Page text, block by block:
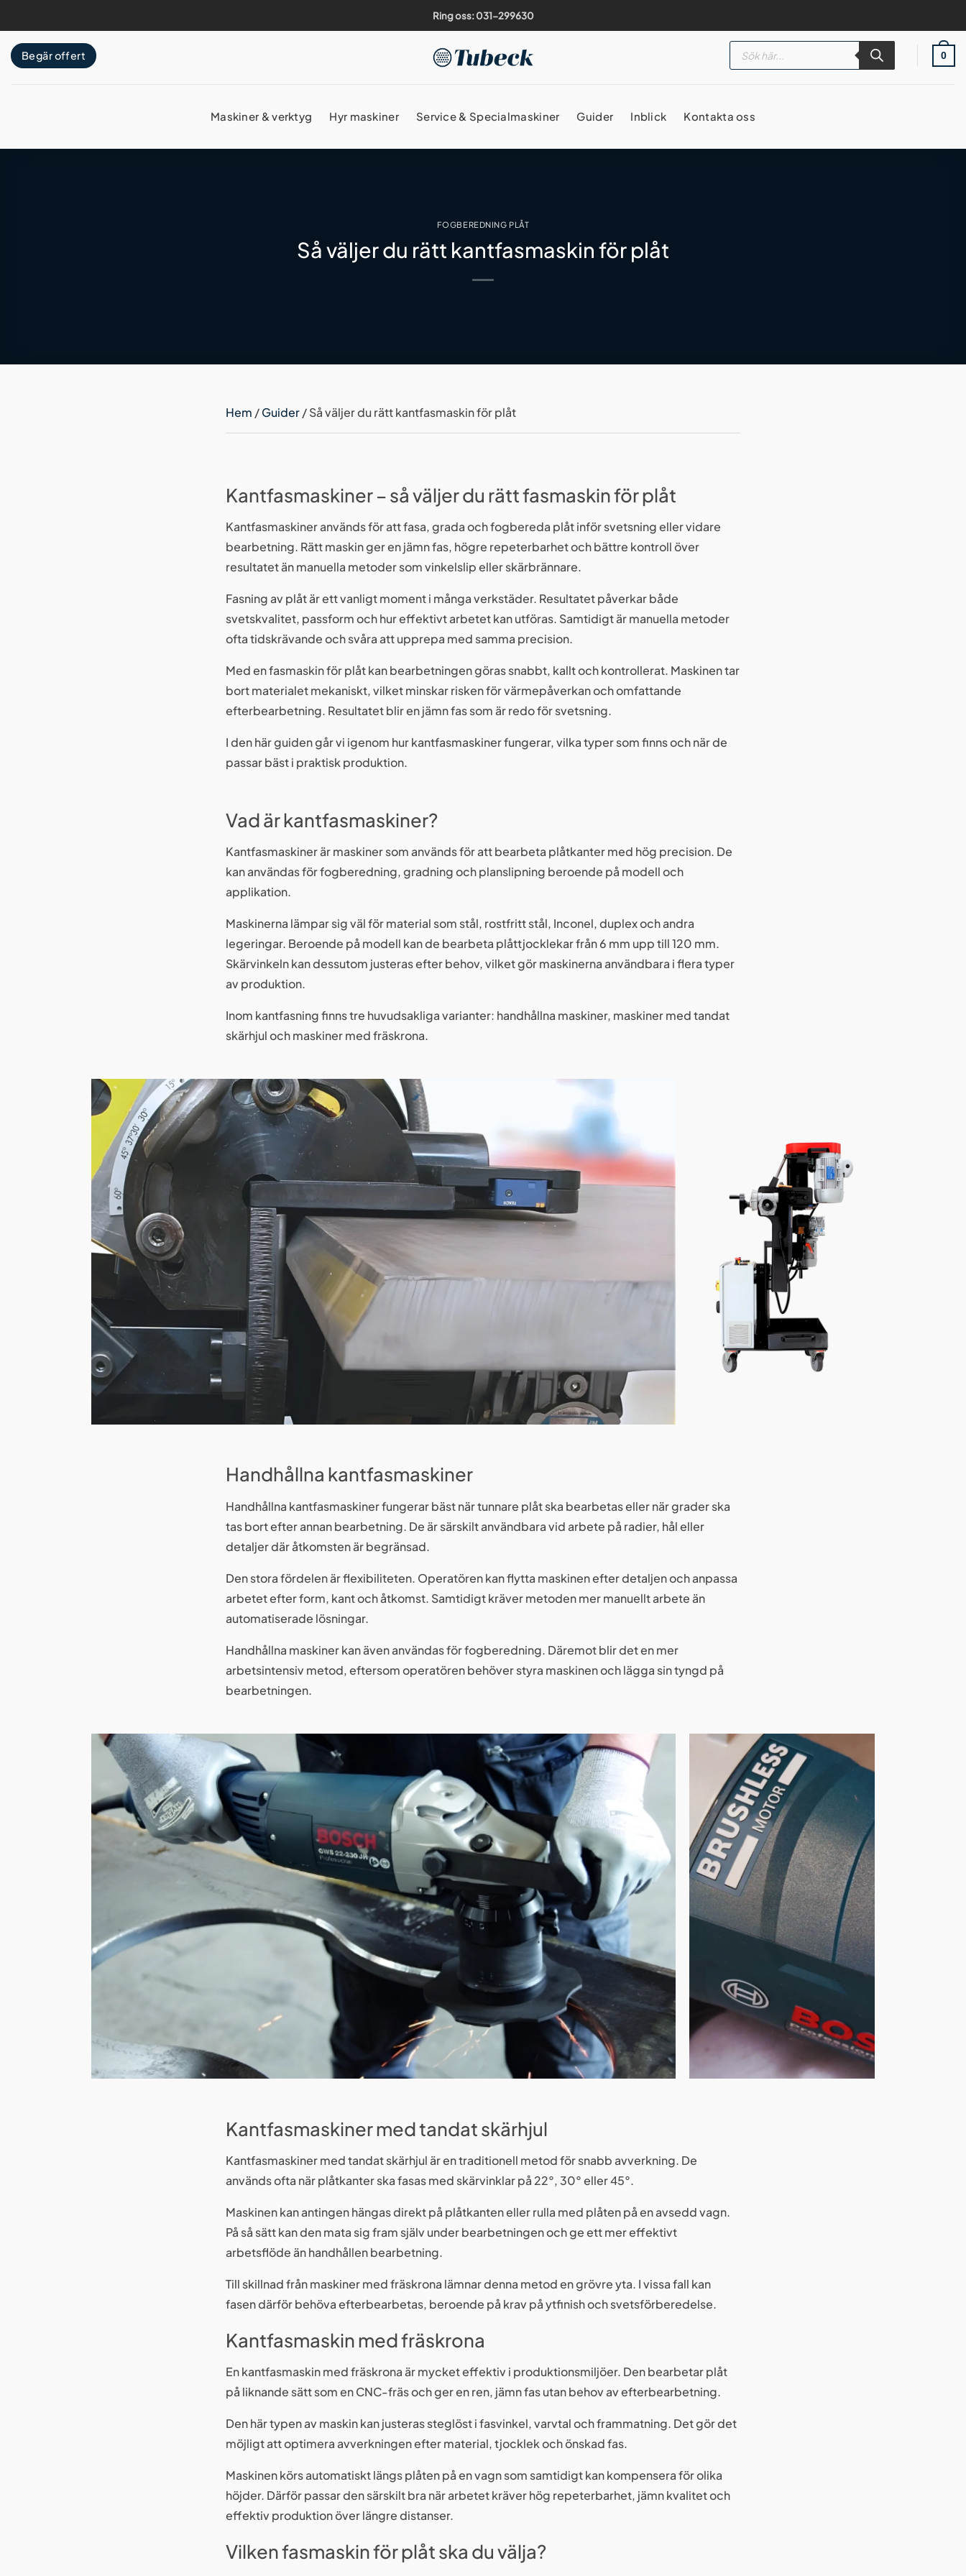
content
Ring oss: 031-299630
Begär offert
Products
search
0
Maskiner & verktyg Hyr maskiner Service & Specialmaskiner Guider Inblick Kontakta oss
FOGBEREDNING PLÅT
Så väljer du rätt kantfasmaskin för plåt
Hem /Guider/Så väljer du rätt kantfasmaskin för plåt
Kantfasmaskiner – så väljer du rätt fasmaskin för plåt
Kantfasmaskiner används för att fasa, grada och fogbereda plåt inför svetsning eller vidare
bearbetning. Rätt maskin ger en jämn fas, högre repeterbarhet och bättre kontroll över
resultatet än manuella metoder som vinkelslip eller skärbrännare.
Fasning av plåt är ett vanligt moment i många verkstäder. Resultatet påverkar både
svetskvalitet, passform och hur effektivt arbetet kan utföras. Samtidigt är manuella metoder
ofta tidskrävande och svåra att upprepa med samma precision.
Med en fasmaskin för plåt kan bearbetningen göras snabbt, kallt och kontrollerat. Maskinen tar
bort materialet mekaniskt, vilket minskar risken för värmepåverkan och omfattande
efterbearbetning. Resultatet blir en jämn fas som är redo för svetsning.
I den här guiden går vi igenom hur kantfasmaskiner fungerar, vilka typer som finns och när de
passar bäst i praktisk produktion.
Vad är kantfasmaskiner?
Kantfasmaskiner är maskiner som används för att bearbeta plåtkanter med hög precision. De
kan användas för fogberedning, gradning och planslipning beroende på modell och
applikation.
Maskinerna lämpar sig väl för material som stål, rostfritt stål, Inconel, duplex och andra
legeringar. Beroende på modell kan de bearbeta plåttjocklekar från 6 mm upp till 120 mm.
Skärvinkeln kan dessutom justeras efter behov, vilket gör maskinerna användbara i flera typer
av produktion.
Inom kantfasning finns tre huvudsakliga varianter: handhållna maskiner, maskiner med tandat
skärhjul och maskiner med fräskrona.
Handhållna kantfasmaskiner
Handhållna kantfasmaskiner fungerar bäst när tunnare plåt ska bearbetas eller när grader ska
tas bort efter annan bearbetning. De är särskilt användbara vid arbete på radier, hål eller
detaljer där åtkomsten är begränsad.
Den stora fördelen är flexibiliteten. Operatören kan flytta maskinen efter detaljen och anpassa
arbetet efter form, kant och åtkomst. Samtidigt kräver metoden mer manuellt arbete än
automatiserade lösningar.
Handhållna maskiner kan även användas för fogberedning. Däremot blir det en mer
arbetsintensiv metod, eftersom operatören behöver styra maskinen och lägga sin tyngd på
bearbetningen.
Kantfasmaskiner med tandat skärhjul
Kantfasmaskiner med tandat skärhjul är en traditionell metod för snabb avverkning. De
används ofta när plåtkanter ska fasas med skärvinklar på 22°, 30° eller 45°.
Maskinen kan antingen hängas direkt på plåtkanten eller rulla med plåten på en avsedd vagn.
På så sätt kan den mata sig fram själv under bearbetningen och ge ett mer effektivt
arbetsflöde än handhållen bearbetning.
Till skillnad från maskiner med fräskrona lämnar denna metod en grövre yta. I vissa fall kan
fasen därför behöva efterbearbetas, beroende på krav på ytfinish och svetsförberedelse.
Kantfasmaskin med fräskrona
En kantfasmaskin med fräskrona är mycket effektiv i produktionsmiljöer. Den bearbetar plåt
på liknande sätt som en CNC-fräs och ger en ren, jämn fas utan behov av efterbearbetning.
Den här typen av maskin kan justeras steglöst i fasvinkel, varvtal och frammatning. Det gör det
möjligt att optimera avverkningen efter material, tjocklek och önskad fas.
Maskinen körs automatiskt längs plåten på en vagn som samtidigt kan kompensera för olika
höjder. Därför passar den särskilt bra när arbetet kräver hög repeterbarhet, jämn kvalitet och
effektiv produktion över längre distanser.
Vilken fasmaskin för plåt ska du välja?